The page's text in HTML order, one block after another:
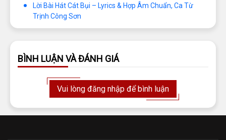
Lời Bài Hát Cát Bụi – Lyrics & Hợp Âm Chuẩn, Ca Từ
Trịnh Công Sơn
BÌNH LUẬN VÀ ĐÁNH GIÁ
Vui lòng đăng nhập để bình luận